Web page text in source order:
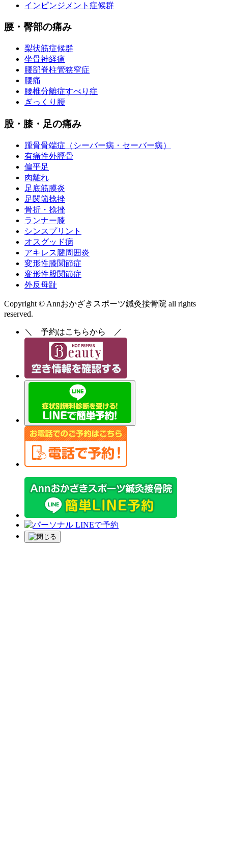
インピンジメント症候群
腰・臀部の痛み
梨状筋症候群
坐骨神経痛
腰部脊柱管狭窄症
腰痛
腰椎分離症すべり症
ぎっくり腰
股・膝・足の痛み
踵骨骨端症（シーバー病・セーバー病）
有痛性外脛骨
偏平足
肉離れ
足底筋膜炎
足関節捻挫
骨折・捻挫
ランナー膝
シンスプリント
オスグッド病
アキレス腱周囲炎
変形性膝関節症
変形性股関節症
外反母趾
Copyright © Annおかざきスポーツ鍼灸接骨院 all rights
reserved.
＼ 予約はこちらから ／